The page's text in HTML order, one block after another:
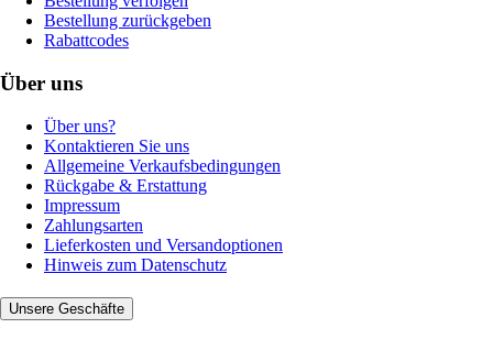
Bestellung zurückgeben
Rabattcodes
Über uns
Über uns?
Kontaktieren Sie uns
Allgemeine Verkaufsbedingungen
Rückgabe & Erstattung
Impressum
Zahlungsarten
Lieferkosten und Versandoptionen
Hinweis zum Datenschutz
Unsere Geschäfte